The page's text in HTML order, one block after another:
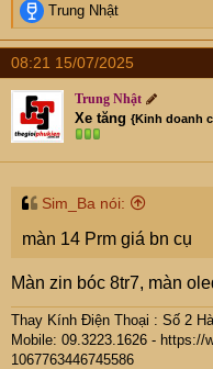
R
e
a
c
t
i
o
n
s
Trung Nhật
08:21 15/07/2025
Trung Nhật
Xe tăng {Kinh doanh
Sim_Ba nói:
màn 14 Prm giá bn cụ
Màn zin bóc 8tr7, màn
Thay Kính Điện Thoại : Số 2
Mobile: 09.3223.1626 - https://
1067763446745586